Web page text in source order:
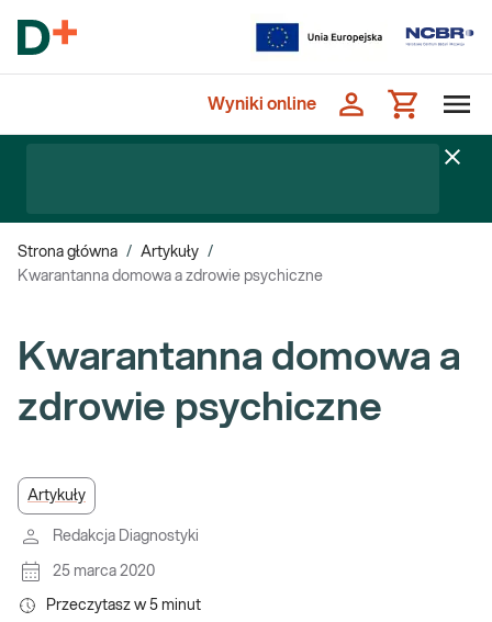
Wyniki online
Strona główna / Artykuły /
Kwarantanna domowa a zdrowie psychiczne
Kwarantanna domowa a
zdrowie psychiczne
Artykuły
Redakcja Diagnostyki
25 marca 2020
Przeczytasz w 5 minut